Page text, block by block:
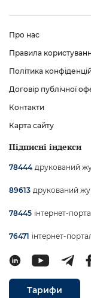
Про нас
Правила
Політика
Договір публічної
Контакти
Карта сайту
Підписні індекси
78444 друкований
89613 друкований
78445 інтернет-
76471 інтернет-
Тарифи